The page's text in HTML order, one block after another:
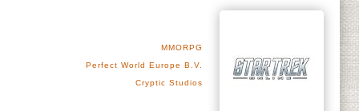
MMORPG
Perfect World Europe B.V.
Cryptic Studios